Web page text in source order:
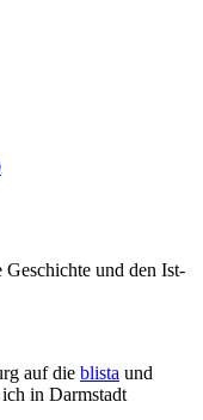
und den Ist-
auf die blista und
in Darmstadt